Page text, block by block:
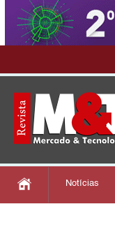
Notícias